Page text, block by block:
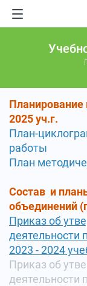
Планирование
2025 уч.г.
План-
работы
План
Состав и
объединений
Приказоб
деятельности
2023 - 2024
Приказ об
деятельности